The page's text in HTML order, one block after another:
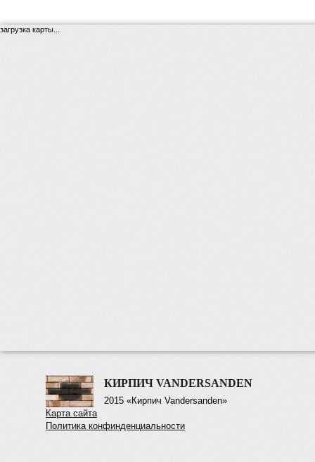
загрузка карты...
КИРПИЧ VANDERSANDEN
2015 «Кирпич Vandersanden»
Карта сайта
Политика конфинденциальности